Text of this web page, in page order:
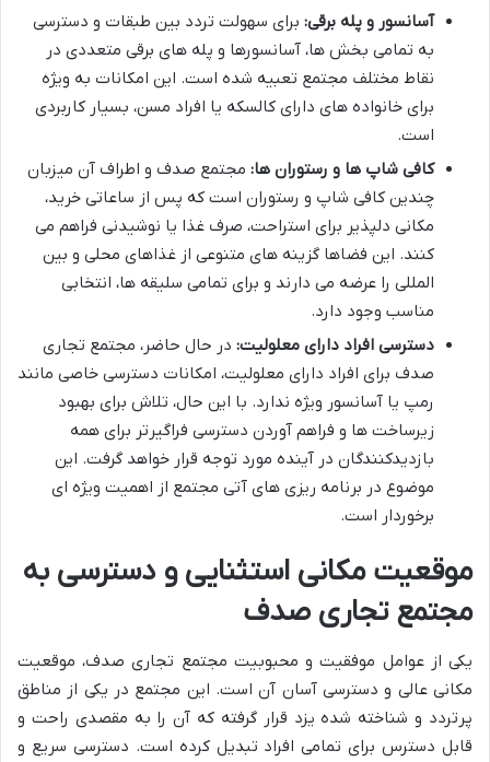
آسانسور و پله برقی: برای سهولت تردد بین طبقات و دسترسی
به تمامی بخش ها، آسانسورها و پله های برقی متعددی در
نقاط مختلف مجتمع تعبیه شده است. این امکانات به ویژه
برای خانواده های دارای کالسکه یا افراد مسن، بسیار کاربردی
است.
کافی شاپ ها و رستوران ها: مجتمع صدف و اطراف آن میزبان
چندین کافی شاپ و رستوران است که پس از ساعاتی خرید،
مکانی دلپذیر برای استراحت، صرف غذا یا نوشیدنی فراهم می
کنند. این فضاها گزینه های متنوعی از غذاهای محلی و بین
المللی را عرضه می دارند و برای تمامی سلیقه ها، انتخابی
مناسب وجود دارد.
دسترسی افراد دارای معلولیت: در حال حاضر، مجتمع تجاری
صدف برای افراد دارای معلولیت، امکانات دسترسی خاصی مانند
رمپ یا آسانسور ویژه ندارد. با این حال، تلاش برای بهبود
زیرساخت ها و فراهم آوردن دسترسی فراگیرتر برای همه
بازدیدکنندگان در آینده مورد توجه قرار خواهد گرفت. این
موضوع در برنامه ریزی های آتی مجتمع از اهمیت ویژه ای
برخوردار است.
موقعیت مکانی استثنایی و دسترسی به
مجتمع تجاری صدف
یکی از عوامل موفقیت و محبوبیت مجتمع تجاری صدف، موقعیت
مکانی عالی و دسترسی آسان آن است. این مجتمع در یکی از مناطق
پرتردد و شناخته شده یزد قرار گرفته که آن را به مقصدی راحت و
قابل دسترس برای تمامی افراد تبدیل کرده است. دسترسی سریع و